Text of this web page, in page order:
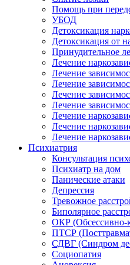
Помощь при
УБОД
Детоксикация
Детоксикация от
Принудительное
Лечение
Лечение
Лечение
Лечение
Лечение
Лечение
Лечение
Лечение
Психиатрия
Консультация
Психиатр на дом
Панические атаки
Депрессия
Тревожное
Биполярное
ОКР (Обсессивно-
ПТСР
СДВГ (Синдром
Социопатия